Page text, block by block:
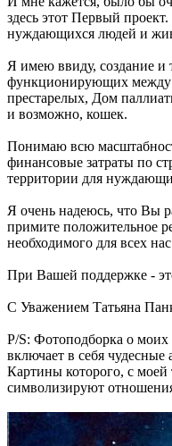
здесь этот Первый
нуждающихся людей и
Я имею ввиду, создание и
функционирующих
престарелых, Дом
и возможно, кошек.
Понимаю всю
финансовые затраты по
территории для
Я очень надеюсь, что Вы
примите положительное
необходимого для всех
При Вашей поддержке -
С Уважением Татьяна
P/S: Фотоподборка о
включает в себя
Картины которого, с моей
символизируют